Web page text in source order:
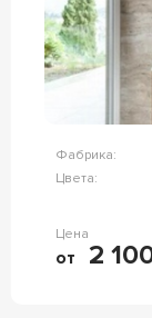
Фабрика:
Цвета:
Цена
от 2